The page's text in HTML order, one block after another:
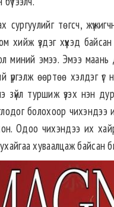
сургуулийг төгсч,
хийж үздэг хүүхэд
миний эмээ. Эмээ
өөртөө хэлдэг үг
зүйл туршиж үзэх нэн
болохоор
Одоо чихэндээ их
хуваалцаж байсан